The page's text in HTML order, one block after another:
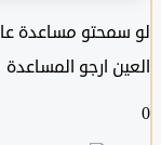
مساعدة
ارجو المساعدة